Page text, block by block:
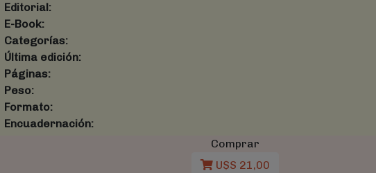
Editorial:
E-Book:
Categorías:
Última edición:
Páginas:
Peso:
Formato:
Encuadernación:
Comprar
U$S 21,00